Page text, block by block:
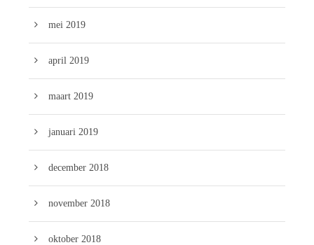
mei 2019
april 2019
maart 2019
januari 2019
december 2018
november 2018
oktober 2018